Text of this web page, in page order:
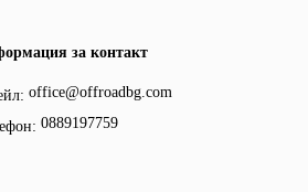
за контакт
office@offroadbg.com
0889197759